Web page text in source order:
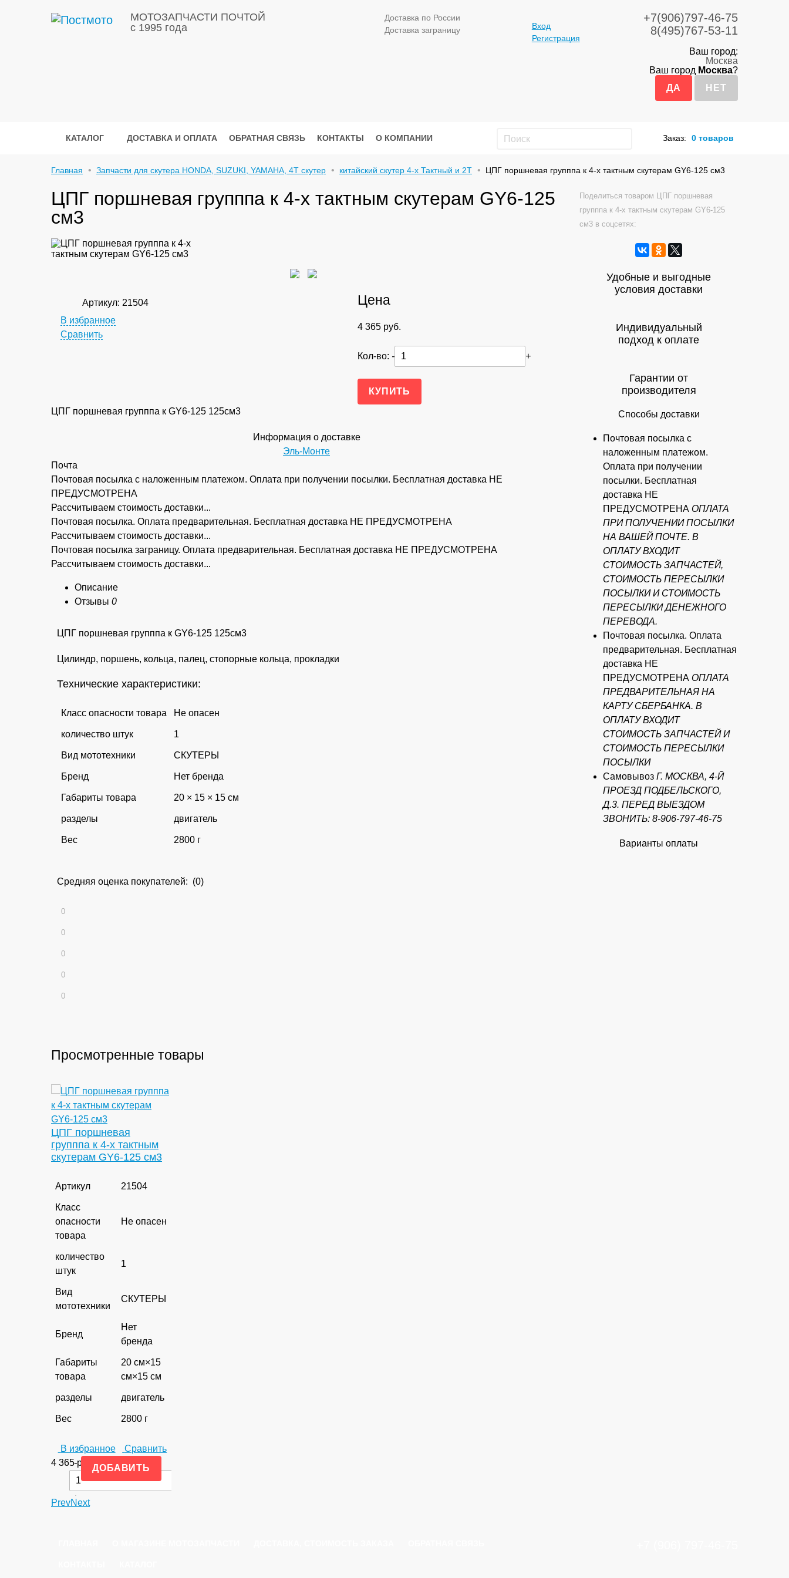
МОТОЗАПЧАСТИ ПОЧТОЙ
с 1995 года
Доставка по России
Доставка заграницу
Вход
Регистрация
+7(906)797-46-75
8(495)767-53-11
Ваш город:
Москва
Ваш город Москва?
КАТАЛОГ ДОСТАВКА И ОПЛАТА ОБРАТНАЯ СВЯЗЬ КОНТАКТЫ О КОМПАНИИ Заказ: 0 товаров
Главная Запчасти для скутера HONDA, SUZUKI, YAMAHA, 4Т скутер китайский скутер 4-х Тактный и 2Т ЦПГ поршневая групппа к 4-х тактным скутерам GY6-125 см3
Поделиться товаром ЦПГ поршневая
групппа к 4-х тактным скутерам GY6-125
см3 в соцсетях:
Удобные и выгодные
условия доставки
Индивидуальный
подход к оплате
Гарантии от
производителя
Способы доставки
Почтовая посылка с
наложенным платежом.
Оплата при получении
посылки. Бесплатная
доставка НЕ
ПРЕДУСМОТРЕНА ОПЛАТА
ПРИ ПОЛУЧЕНИИ ПОСЫЛКИ
НА ВАШЕЙ ПОЧТЕ. В
ОПЛАТУ ВХОДИТ
СТОИМОСТЬ ЗАПЧАСТЕЙ,
СТОИМОСТЬ ПЕРЕСЫЛКИ
ПОСЫЛКИ И СТОИМОСТЬ
ПЕРЕСЫЛКИ ДЕНЕЖНОГО
ПЕРЕВОДА.
Почтовая посылка. Оплата
предварительная. Бесплатная
доставка НЕ
ПРЕДУСМОТРЕНА ОПЛАТА
ПРЕДВАРИТЕЛЬНАЯ НА
КАРТУ СБЕРБАНКА. В
ОПЛАТУ ВХОДИТ
СТОИМОСТЬ ЗАПЧАСТЕЙ И
СТОИМОСТЬ ПЕРЕСЫЛКИ
ПОСЫЛКИ
Самовывоз Г. МОСКВА, 4-Й
ПРОЕЗД ПОДБЕЛЬСКОГО,
Д.3. ПЕРЕД ВЫЕЗДОМ
ЗВОНИТЬ: 8-906-797-46-75
Варианты оплаты
ЦПГ поршневая групппа к 4-х тактным скутерам GY6-125
см3
Артикул: 21504
В избранное
Сравнить
Цена
4 365 руб.
Кол-во: - +
ЦПГ поршневая групппа к GY6-125 125см3
Информация о доставке
Эль-Монте
Почта
Почтовая посылка с наложенным платежом. Оплата при получении посылки. Бесплатная доставка НЕ
ПРЕДУСМОТРЕНА
Рассчитываем стоимость доставки...
Почтовая посылка. Оплата предварительная. Бесплатная доставка НЕ ПРЕДУСМОТРЕНА
Рассчитываем стоимость доставки...
Почтовая посылка заграницу. Оплата предварительная. Бесплатная доставка НЕ ПРЕДУСМОТРЕНА
Рассчитываем стоимость доставки...
Описание
Отзывы 0
ЦПГ поршневая групппа к GY6-125 125см3
Цилиндр, поршень, кольца, палец, стопорные кольца, прокладки
Технические характеристики:
Класс опасности товара Не опасен
количество штук 1
Вид мототехники СКУТЕРЫ
Бренд Нет бренда
Габариты товара 20 × 15 × 15 см
разделы двигатель
Вес 2800 г
Средняя оценка покупателей: (0)
0
0
0
0
0
Просмотренные товары
ЦПГ поршневая
групппа к 4-х тактным
скутерам GY6-125 см3
Артикул 21504
Класс
опасности
товара
Не опасен
количество
штук
1
Вид
мототехники
СКУТЕРЫ
Бренд
Нет
бренда
Габариты
товара
20 см×15
см×15 см
разделы двигатель
Вес 2800 г
В избранное
Сравнить
4 365руб.
-
+
PrevNext